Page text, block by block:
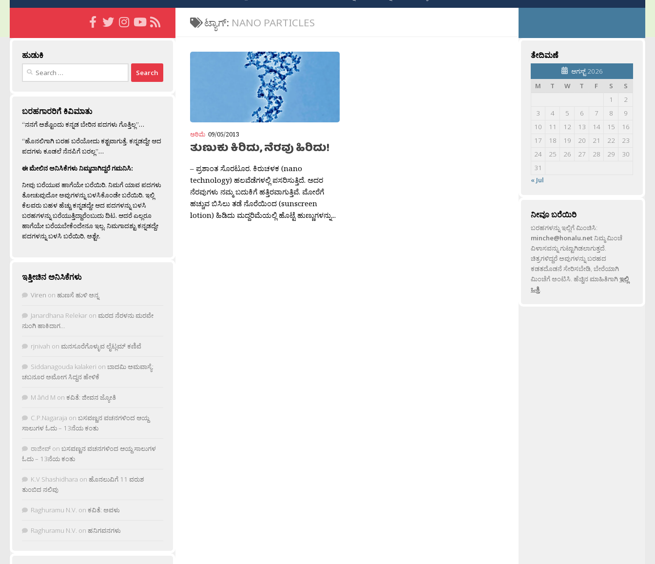
ಟ್ಯಾಗ್: NANO PARTICLES
ಅರಿಮೆ 09/05/2013
ತುಣುಕು ಕಿರಿದು, ನೆರವು ಹಿರಿದು!
– ಪ್ರಶಾಂತ ಸೊರಟೂರ. ಕಿರುಚಳಕ (nano
technology) ಹಲವೆಡೆಗಳಲ್ಲಿ ಪಸರಿಸುತ್ತಿದೆ. ಅದರ
ನೆರವುಗಳು ನಮ್ಮ ಬದುಕಿಗೆ ಹತ್ತಿರವಾಗುತ್ತಿವೆ. ಮೋರೆಗೆ
ಹಚ್ಚುವ ಬಿಸಿಲು ತಡೆ ನೊರೆಯಿಂದ (sunscreen
lotion) ಹಿಡಿದು ಮದ್ದರಿಮೆಯಲ್ಲಿ ಹೊಟ್ಟೆ ಹುಣ್ಣುಗಳನ್ನು...
ಹುಡುಕಿ
Search
ಬರಹಗಾರರಿಗೆ ಕಿವಿಮಾತು
“ನನಗೆ ಅಶ್ಟೊಂದು ಕನ್ನಡ ಬೇರಿನ ಪದಗಳು ಗೊತ್ತಿಲ್ಲ”…
“ಹೊನಲಿಗಾಗಿ ಬರಹ ಬರೆಯೋದು ಕಶ್ಟವಾಗುತ್ತೆ. ಕನ್ನಡದ್ದೇ ಆದ
ಪದಗಳು ಕೂಡಲೆ ನೆನಪಿಗೆ ಬರಲ್ಲ”…
ಈ ಮೇಲಿನ ಅನಿಸಿಕೆಗಳು ನಿಮ್ಮದಾಗಿದ್ದರೆ ಗಮನಿಸಿ:
ನೀವು ಬರೆಯುವ ಹಾಗೆಯೇ ಬರೆಯಿರಿ. ನಿಮಗೆ ಯಾವ ಪದಗಳು
ತೋಚುವುದೋ ಅವುಗಳನ್ನು ಬಳಸಿಕೊಂಡೇ ಬರೆಯಿರಿ. ಇಲ್ಲಿ
ಕೆಲವರು ಬಹಳ ಹೆಚ್ಚು ಕನ್ನಡದ್ದೇ ಆದ ಪದಗಳನ್ನು ಬಳಸಿ
ಬರಹಗಳನ್ನು ಬರೆಯುತ್ತಿದ್ದಾರೆಂಬುದು ದಿಟ. ಆದರೆ ಎಲ್ಲರೂ
ಹಾಗೆಯೇ ಬರೆಯಬೇಕೆಂದೇನೂ ಇಲ್ಲ. ನಿಮಗಾದಶ್ಟು ಕನ್ನಡದ್ದೇ
ಪದಗಳನ್ನು ಬಳಸಿ ಬರೆಯಿರಿ, ಅಶ್ಟೇ.
ಇತ್ತೀಚಿನ ಅನಿಸಿಕೆಗಳು
Viren on ಹುಣಸೆ ಹುಳಿ ಅನ್ನ
Janardhana Relekar on ಮರದ ನೆರಳನು ಮರವೇ
ನುಂಗಿ ಹಾಕಿದಾಗ…
rjnivah on ಮನಸೂರೆಗೊಳ್ಳುವ ಲೈಟ್ಲಮ್ ಕಣಿವೆ
Siddanagouda kalakeri on ಬಾದಮಿ ಅಮವಾಸ್ಯೆ:
ಚಬನೂರ ಅಮೋಗ ಸಿದ್ದನ ಹೇಳಿಕೆ
M âñd M on ಕವಿತೆ: ಜೀವನ ಜ್ಯೋತಿ
C.P.Nagaraja on ಬಸವಣ್ಣನ ವಚನಗಳಿಂದ ಆಯ್ದ
ಸಾಲುಗಳ ಓದು – 13ನೆಯ ಕಂತು
ರಾಜೀವ್ on ಬಸವಣ್ಣನ ವಚನಗಳಿಂದ ಆಯ್ದ ಸಾಲುಗಳ
ಓದು – 13ನೆಯ ಕಂತು
K.V Shashidhara on ಹೊನಲುವಿಗೆ 11 ವರುಶ
ತುಂಬಿದ ನಲಿವು
Raghuramu N.V. on ಕವಿತೆ: ಅವಳು
Raghuramu N.V. on ಹನಿಗವನಗಳು
ತೇದಿಮಣೆ
ಆಗಸ್ಟ್ 2026
M
T W T F S
S
1
2
3
4 5 6 7 8
9
10
11 12 13 14 15
16
17
18 19 20 21 22
23
24
25 26 27 28 29
30
31
« Jul
ನೀವೂ ಬರೆಯಿರಿ
ಬರಹಗಳನ್ನು ಇಲ್ಲಿಗೆ ಮಿಂಚಿಸಿ:
minche@honalu.netನಿಮ್ಮ ಮಿಂಚೆ
ವಿಳಾಸವನ್ನು ಗುಟ್ಟಾಗಿಡಲಾಗುತ್ತದೆ.
ಚಿತ್ರಗಳಿದ್ದರೆ ಅವುಗಳನ್ನು ಬರಹದ
ಕಡತದೊಡನೆ ಸೇರಿಸಬೇಡಿ, ಬೇರೆಯಾಗಿ
ಮಿಂಚೆಗೆ ಅಂಟಿಸಿ. ಹೆಚ್ಚಿನ ಮಾಹಿತಿಗಾಗಿಇಲ್ಲಿ
ಒತ್ತಿ.